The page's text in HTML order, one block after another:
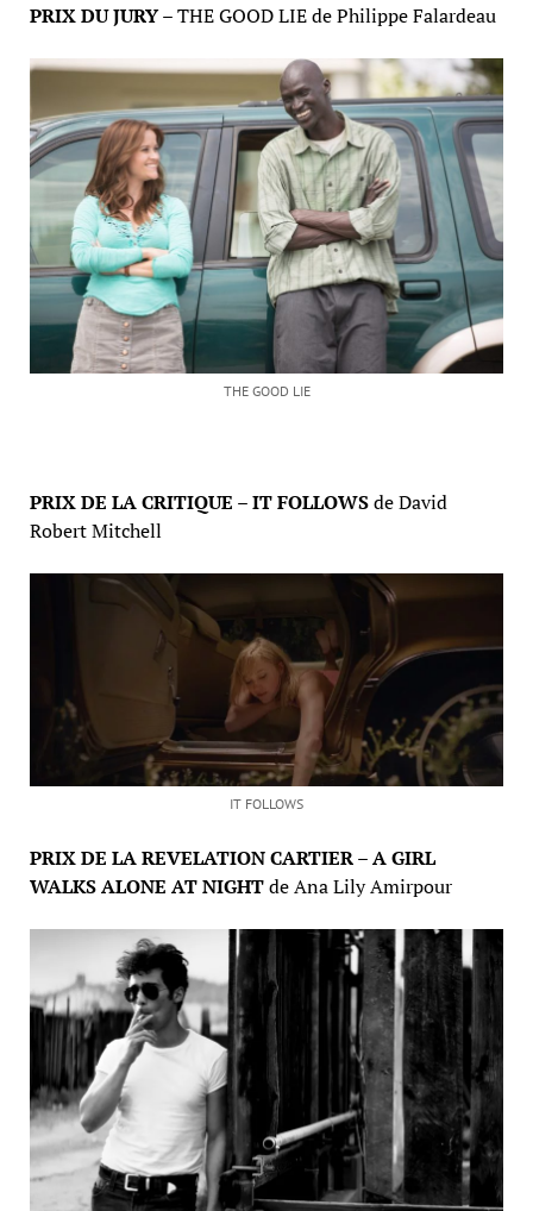
PRIX DU JURY –THE GOOD LIE de Philippe Falardeau
THE GOOD LIE
PRIX DE LA CRITIQUE –IT FOLLOWSde David
Robert Mitchell
IT FOLLOWS
PRIX DE LA REVELATION CARTIER – A GIRL
WALKS ALONE AT NIGHTde Ana Lily Amirpour